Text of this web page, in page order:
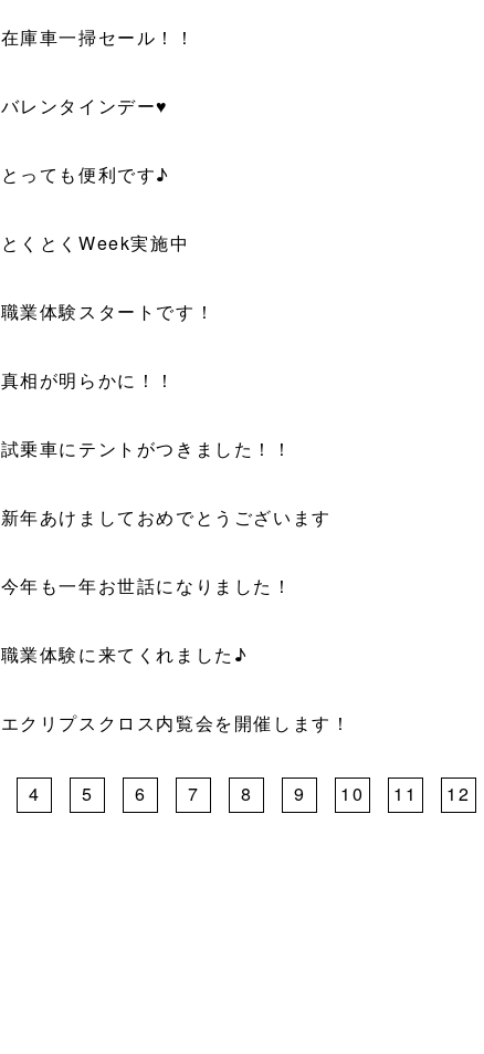
在庫車一掃セール！！
バレンタインデー♥
とっても便利です♪
とくとくWeek実施中
職業体験スタートです！
真相が明らかに！！
試乗車にテントがつきました！！
新年あけましておめでとうございます
今年も一年お世話になりました！
職業体験に来てくれました♪
エクリプスクロス内覧会を開催します！
4 5 6 7 8 9 10 11 12